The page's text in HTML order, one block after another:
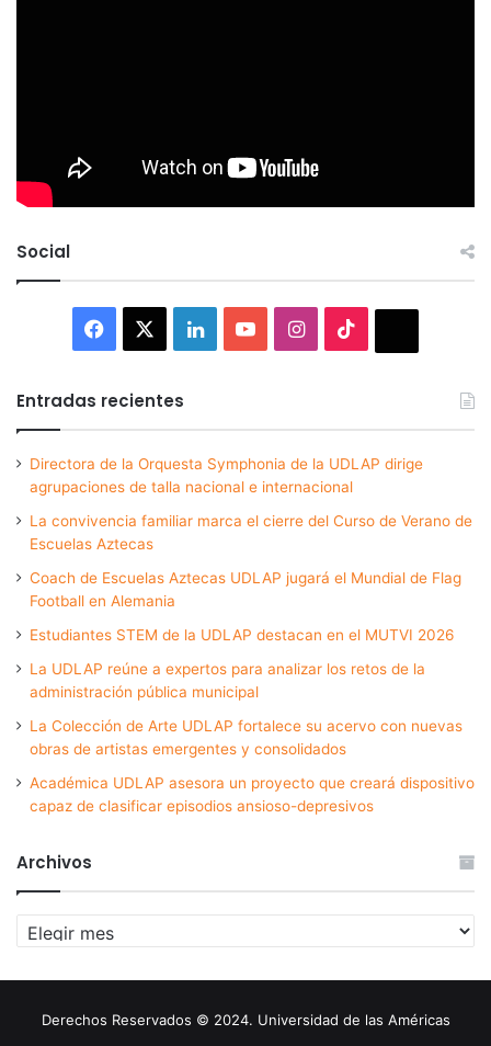
Social
Facebook LinkedInYouTubeInstagram
Entradas recientes
Directora de la Orquesta Symphonia de la UDLAP dirige
agrupaciones de talla nacional e internacional
La convivencia familiar marca el cierre del Curso de Verano de
Escuelas Aztecas
Coach de Escuelas Aztecas UDLAP jugará el Mundial de Flag
Football en Alemania
Estudiantes STEM de la UDLAP destacan en el MUTVI 2026
La UDLAP reúne a expertos para analizar los retos de la
administración pública municipal
La Colección de Arte UDLAP fortalece su acervo con nuevas
obras de artistas emergentes y consolidados
Académica UDLAP asesora un proyecto que creará dispositivo
capaz de clasificar episodios ansioso-depresivos
Archivos
Archivos
Derechos Reservados © 2024. Universidad de las Américas